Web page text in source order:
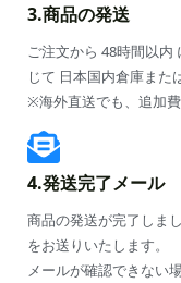
3.商品の発送
ご注文から 48時間以内
じて 日本国内倉庫また
※海外直送でも、追加
4.発送完了メール
商品の発送が完了しま
をお送りいたします。
メールが確認できない